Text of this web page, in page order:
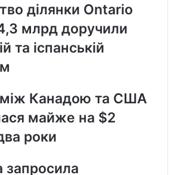
ділянки Ontario
млрд доручили
та іспанській
між Канадою та США
майже на $2
роки
запросила